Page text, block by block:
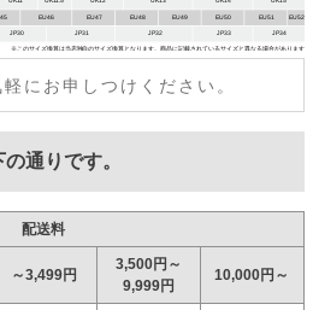
にお申しつけください。
通りです。
配送料
～3,499円
3,500円～
9,999円
10,000円～